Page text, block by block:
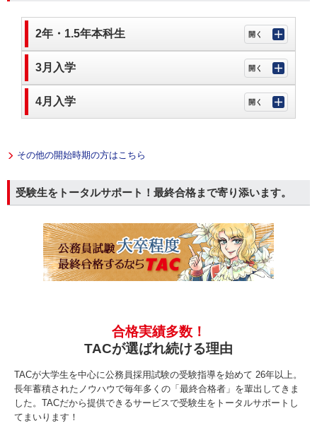
2年・1.5年本科生
3月入学
4月入学
その他の開始時期の方はこちら
受験生をトータルサポート！最終合格まで寄り添います。
合格実績多数！
TACが選ばれ続ける理由
TACが大学生を中心に公務員採用試験の受験指導を始めて 26年以上。
長年蓄積されたノウハウで毎年多くの「最終合格者」を輩出してきま
した。TACだから提供できるサービスで受験生をトータルサポートし
てまいります！